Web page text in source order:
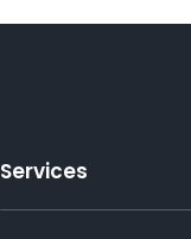
Services